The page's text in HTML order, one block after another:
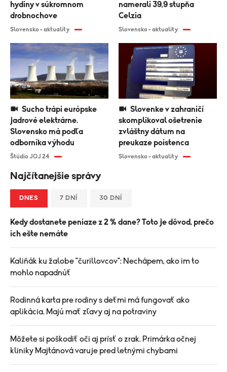
hydiny v súkromnom
drobnochove
Slovensko - aktuality
namerali 39,9 stupňa
Celzia
Slovensko - aktuality
jadrové elektrárne.
Slovensko má podľa
odborníka výhodu
Štúdio JOJ 24
skomplikoval ošetrenie
zvláštny dátum na
preukaze poistenca
Slovensko - aktuality
Najčítanejšie správy
DNES 7 DNÍ 30 DNÍ
Kedy dostanete peniaze z 2 % dane? Toto je dôvod, prečo
ich ešte nemáte
Kaliňák ku žalobe "čurillovcov": Nechápem, ako im to
mohlo napadnúť
Rodinná karta pre rodiny s deťmi má fungovať ako
aplikácia. Majú mať zľavy aj na potraviny
Môžete si poškodiť oči aj prísť o zrak. Primárka očnej
kliniky Majtánová varuje pred letnými chybami